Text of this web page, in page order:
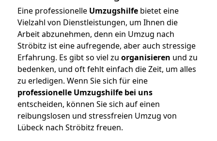
Eine professionelle Umzugshilfe bietet eine
Vielzahl von Dienstleistungen, um Ihnen die
Arbeit abzunehmen, denn ein Umzug nach
Ströbitz ist eine aufregende, aber auch stressige
Erfahrung. Es gibt so viel zu organisieren und zu
bedenken, und oft fehlt einfach die Zeit, um alles
zu erledigen. Wenn Sie sich für eine
professionelle Umzugshilfe bei uns
entscheiden, können Sie sich auf einen
reibungslosen und stressfreien Umzug von
Lübeck nach Ströbitz freuen.